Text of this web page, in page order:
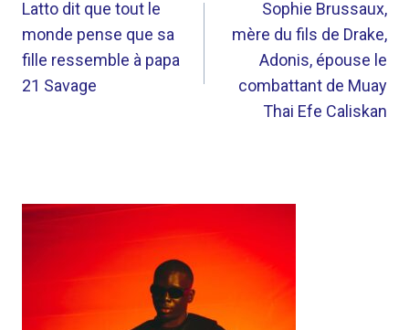
DE
L’ARTICLE
Latto dit que tout le
monde pense que sa
fille ressemble à papa
21 Savage
Sophie Brussaux,
mère du fils de Drake,
Adonis, épouse le
combattant de Muay
Thai Efe Caliskan